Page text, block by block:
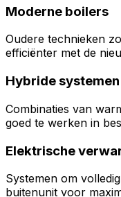
Moderne boilers
Oudere technieken
efficiënter met de
Hybride systemen
Combinaties van
goed te werken in
Elektrische
Systemen om
buitenunit voor